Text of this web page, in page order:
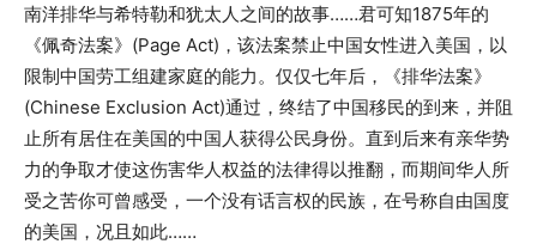
南洋排华与希特勒和犹太人之间的故事……君可知1875年的
《佩奇法案》(Page Act)，该法案禁止中国女性进入美国，以
限制中国劳工组建家庭的能力。仅仅七年后，《排华法案》
(Chinese Exclusion Act)通过，终结了中国移民的到来，并阻
止所有居住在美国的中国人获得公民身份。直到后来有亲华势
力的争取才使这伤害华人权益的法律得以推翻，而期间华人所
受之苦你可曾感受，一个没有话言权的民族，在号称自由国度
的美国，况且如此……